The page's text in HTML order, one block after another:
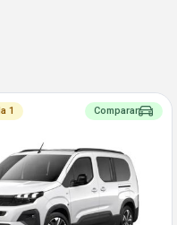
1 Comparar